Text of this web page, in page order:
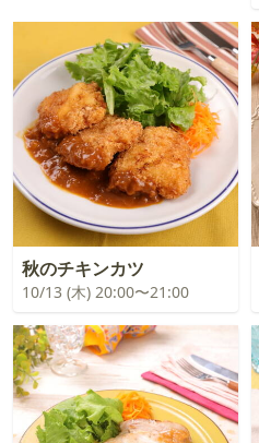
秋のチキンカツ
10/13 (木) 20:00〜21:00